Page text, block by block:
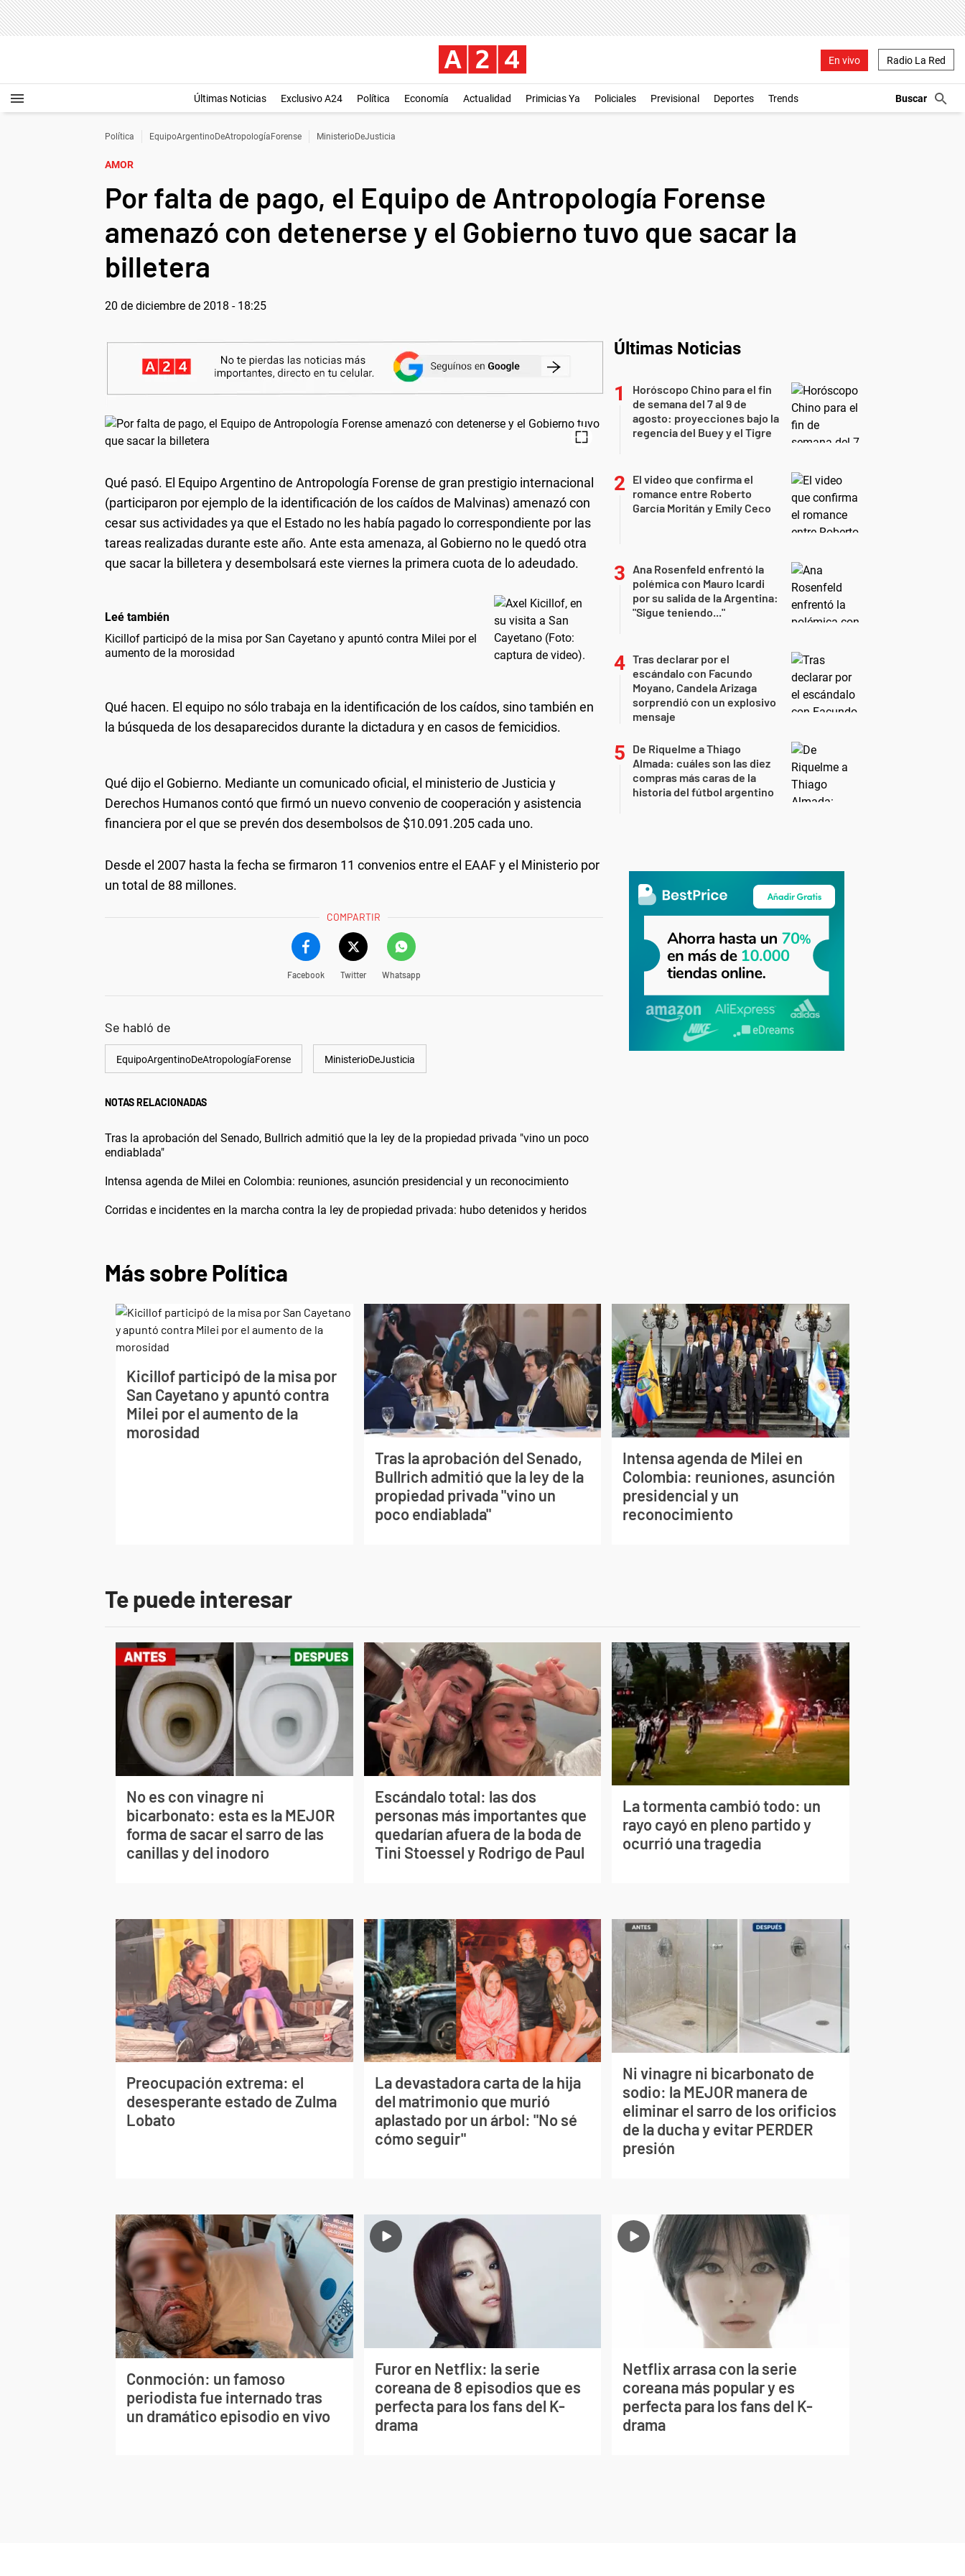
En vivo Radio La Red
Últimas Noticias Exclusivo A24 Política Economía Actualidad Primicias Ya Policiales Previsional Deportes Trends
Política EquipoArgentinoDeAtropologíaForense MinisterioDeJusticia
AMOR
Por falta de pago, el Equipo de Antropología Forense
amenazó con detenerse y el Gobierno tuvo que sacar la
billetera
20 de diciembre de 2018 - 18:25
Qué pasó. El Equipo Argentino de Antropología Forense de gran prestigio internacional
(participaron por ejemplo de la identificación de los caídos de Malvinas) amenazó con
cesar sus actividades ya que el Estado no les había pagado lo correspondiente por las
tareas realizadas durante este año. Ante esta amenaza, al Gobierno no le quedó otra
que sacar la billetera y desembolsará este viernes la primera cuota de lo adeudado.
Leé también
Kicillof participó de la misa por San Cayetano y apuntó contra Milei por el
aumento de la morosidad
Qué hacen. El equipo no sólo trabaja en la identificación de los caídos, sino también en
la búsqueda de los desaparecidos durante la dictadura y en casos de femicidios.
Qué dijo el Gobierno. Mediante un comunicado oficial, el ministerio de Justicia y
Derechos Humanos contó que firmó un nuevo convenio de cooperación y asistencia
financiera por el que se prevén dos desembolsos de $10.091.205 cada uno.
Desde el 2007 hasta la fecha se firmaron 11 convenios entre el EAAF y el Ministerio por
un total de 88 millones.
COMPARTIR
Facebook Twitter Whatsapp
Se habló de
EquipoArgentinoDeAtropologíaForense MinisterioDeJusticia
NOTAS RELACIONADAS
Tras la aprobación del Senado, Bullrich admitió que la ley de la propiedad privada "vino un poco
endiablada"
Intensa agenda de Milei en Colombia: reuniones, asunción presidencial y un reconocimiento
Corridas e incidentes en la marcha contra la ley de propiedad privada: hubo detenidos y heridos
Últimas Noticias
Horóscopo Chino para el fin
de semana del 7 al 9 de
agosto: proyecciones bajo la
regencia del Buey y el Tigre
El video que confirma el
romance entre Roberto
García Moritán y Emily Ceco
Ana Rosenfeld enfrentó la
polémica con Mauro Icardi
por su salida de la Argentina:
"Sigue teniendo..."
Tras declarar por el
escándalo con Facundo
Moyano, Candela Arizaga
sorprendió con un explosivo
mensaje
De Riquelme a Thiago
Almada: cuáles son las diez
compras más caras de la
historia del fútbol argentino
Más sobre Política
Kicillof participó de la misa por
San Cayetano y apuntó contra
Milei por el aumento de la
morosidad
Tras la aprobación del Senado,
Bullrich admitió que la ley de la
propiedad privada "vino un
poco endiablada"
Intensa agenda de Milei en
Colombia: reuniones, asunción
presidencial y un
reconocimiento
Te puede interesar
No es con vinagre ni
bicarbonato: esta es la MEJOR
forma de sacar el sarro de las
canillas y del inodoro
Escándalo total: las dos
personas más importantes que
quedarían afuera de la boda de
Tini Stoessel y Rodrigo de Paul
La tormenta cambió todo: un
rayo cayó en pleno partido y
ocurrió una tragedia
Preocupación extrema: el
desesperante estado de Zulma
Lobato
La devastadora carta de la hija
del matrimonio que murió
aplastado por un árbol: "No sé
cómo seguir"
Ni vinagre ni bicarbonato de
sodio: la MEJOR manera de
eliminar el sarro de los orificios
de la ducha y evitar PERDER
presión
Conmoción: un famoso
periodista fue internado tras
un dramático episodio en vivo
Furor en Netflix: la serie
coreana de 8 episodios que es
perfecta para los fans del K-
drama
Netflix arrasa con la serie
coreana más popular y es
perfecta para los fans del K-
drama